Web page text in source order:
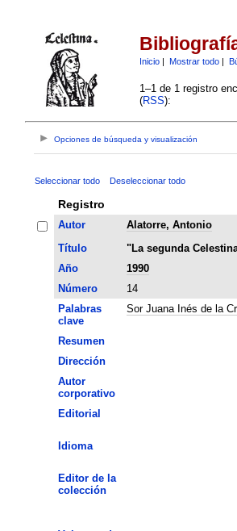
Inicio| Mostrar todo|
1–1 de 1 registro
(RSS):
Opciones de búsqueda y visualización
Seleccionar todo Deseleccionar todo
Registro
Autor
Alatorre, Antonio
Título
"La segunda
Año
1990
Número
14
Palabras
clave
Sor Juana Inés de la
Resumen
Dirección
Autor
corporativo
Editorial
Idioma
Editor de la
colección